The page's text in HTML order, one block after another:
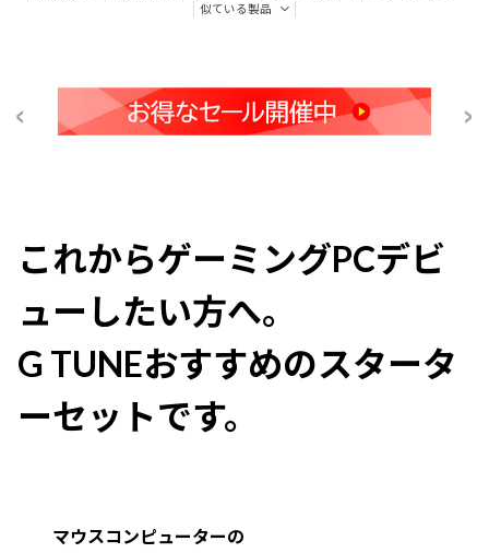
似ている製品
これからゲーミングPCデビ
ューしたい方へ。
G TUNEおすすめのスタータ
ーセットです。
マウスコンピューターの